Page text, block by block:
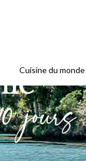
Cuisine du monde